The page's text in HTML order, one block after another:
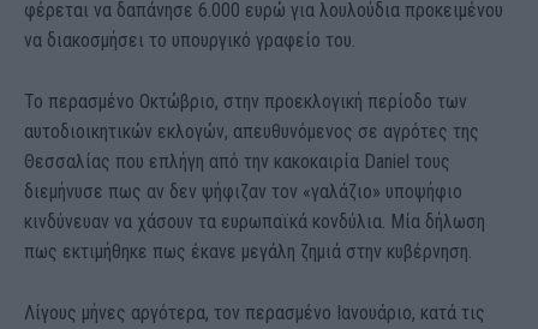
φέρεται να δαπάνησε 6.000 ευρώ για λουλούδια προκειμένου
να διακοσμήσει το υπουργικό γραφείο του.
Το περασμένο Οκτώβριο, στην προεκλογική περίοδο των
αυτοδιοικητικών εκλογών, απευθυνόμενος σε αγρότες της
Θεσσαλίας που επλήγη από την κακοκαιρία Daniel τους
διεμήνυσε πως αν δεν ψήφιζαν τον «γαλάζιο» υποψήφιο
κινδύνευαν να χάσουν τα ευρωπαϊκά κονδύλια. Μία δήλωση
πως εκτιμήθηκε πως έκανε μεγάλη ζημιά στην κυβέρνηση.
Λίγους μήνες αργότερα, τον περασμένο Ιανουάριο, κατά τις